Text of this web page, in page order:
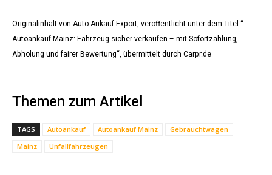
Originalinhalt von Auto-Ankauf-Export, veröffentlicht unter dem Titel “
Autoankauf Mainz: Fahrzeug sicher verkaufen – mit Sofortzahlung,
Abholung und fairer Bewertung“, übermittelt durch Carpr.de
Themen zum Artikel
TAGS Autoankauf Autoankauf Mainz
Gebrauchtwagen
Mainz
Unfallfahrzeugen